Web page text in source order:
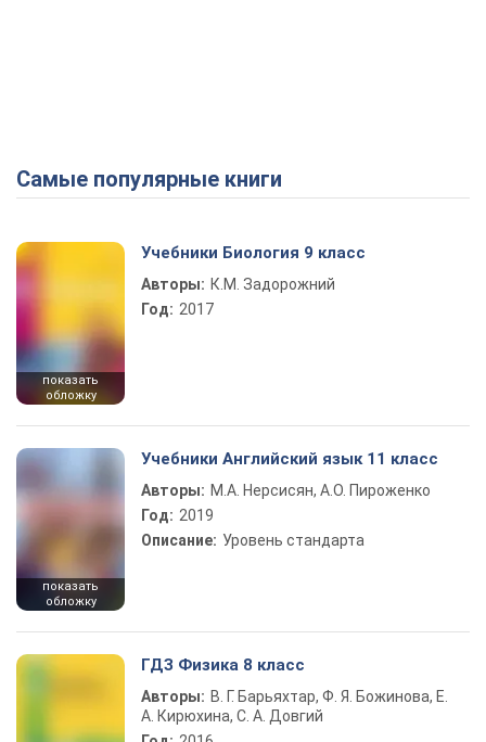
Самые популярные книги
показать
обложку
Учебники Биология 9 класс
Авторы: К.М. Задорожний
Год: 2017
показать
обложку
Учебники Английский язык 11 класс
Авторы: М.А. Нерсисян, А.О. Пироженко
Год: 2019
Описание: Уровень стандарта
ГДЗ Физика 8 класс
Авторы: В. Г. Барьяхтар, Ф. Я. Божинова, Е.
А. Кирюхина, С. А. Довгий